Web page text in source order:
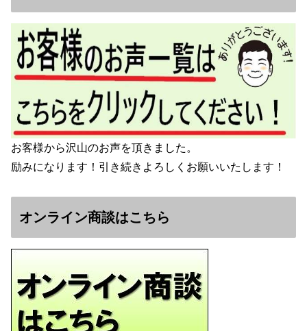
お客様から沢山のお声を頂きました。
励みになります！引き続きよろしくお願いいたします！
オンライン商談はこちら